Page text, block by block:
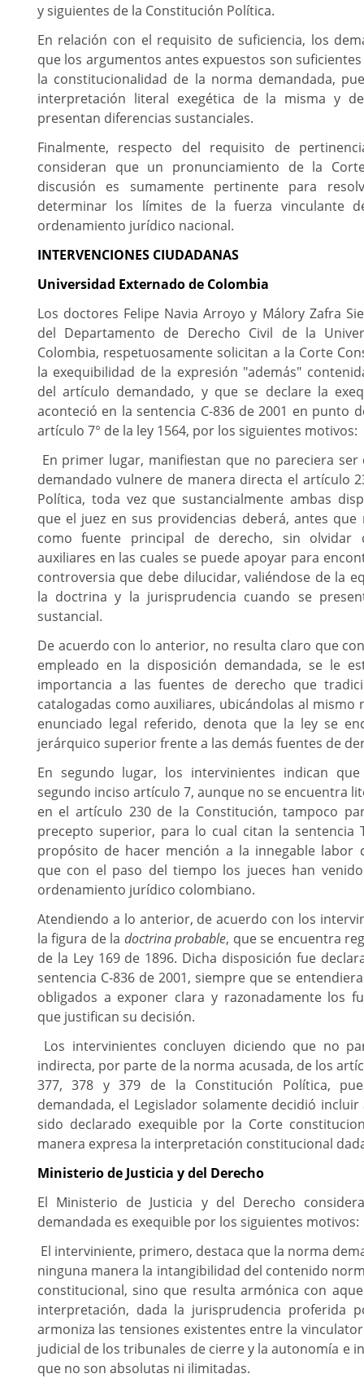
y siguientes de la Constitución Política.
En relación con el requisito de suficiencia, los
que los argumentos antes expuestos son
la constitucionalidad de la norma demandada,
interpretación literal exegética de la misma y
presentan diferencias sustanciales.
Finalmente, respecto del requisito de
consideran que un pronunciamiento de la
discusión es sumamente pertinente para
determinar los límites de la fuerza vinculante
ordenamiento jurídico nacional.
INTERVENCIONES CIUDADANAS
Universidad Externado de Colombia
Los doctores Felipe Navia Arroyo y Málory Zafra
del Departamento de Derecho Civil de la
Colombia, respetuosamente solicitan a la Corte
la exequibilidad de la expresión "además"
del artículo demandado, y que se declare la
aconteció en la sentencia C-836 de 2001 en punto
artículo 7° de la ley 1564, por los siguientes motivos:
En primer lugar, manifiestan que no pareciera
demandado vulnere de manera directa el artículo
Política, toda vez que sustancialmente ambas
que el juez en sus providencias deberá, antes que
como fuente principal de derecho, sin olvidar
auxiliares en las cuales se puede apoyar para
controversia que debe dilucidar, valiéndose de la
la doctrina y la jurisprudencia cuando se
sustancial.
De acuerdo con lo anterior, no resulta claro que
empleado en la disposición demandada, se le
importancia a las fuentes de derecho que
catalogadas como auxiliares, ubicándolas al mismo
enunciado legal referido, denota que la ley se
jerárquico superior frente a las demás fuentes de
En segundo lugar, los intervinientes indican
segundo inciso artículo 7, aunque no se encuentra
en el artículo 230 de la Constitución, tampoco
precepto superior, para lo cual citan la sentencia
propósito de hacer mención a la innegable labor
que con el paso del tiempo los jueces han
ordenamiento jurídico colombiano.
Atendiendo a lo anterior, de acuerdo con los
la figura de la doctrina probable, que se encuentra
de la Ley 169 de 1896. Dicha disposición fue
sentencia C-836 de 2001, siempre que se
obligados a exponer clara y razonadamente los
que justifican su decisión.
Los intervinientes concluyen diciendo que no
indirecta, por parte de la norma acusada, de los
377, 378 y 379 de la Constitución Política,
demandada, el Legislador solamente decidió
sido declarado exequible por la Corte
manera expresa la interpretación constitucional
Ministerio de Justicia y del Derecho
El Ministerio de Justicia y del Derecho
demandada es exequible por los siguientes motivos:
El interviniente, primero, destaca que la norma
ninguna manera la intangibilidad del contenido
constitucional, sino que resulta armónica con
interpretación, dada la jurisprudencia proferida
armoniza las tensiones existentes entre la
judicial de los tribunales de cierre y la autonomía e
que no son absolutas ni ilimitadas.